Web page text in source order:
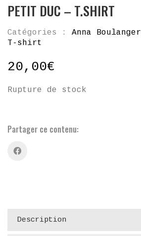
PETIT DUC – T.SHIRT
Catégories : Anna Boulanger
T-shirt
20,00€
Rupture de stock
Partager ce contenu:
Description